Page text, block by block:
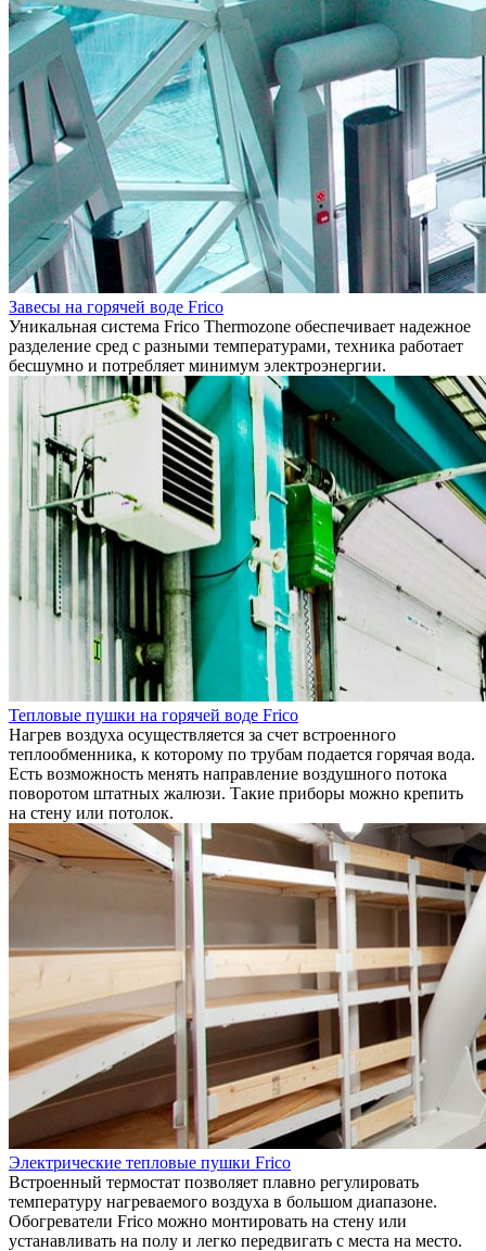
Завесы на горячей воде Frico
Уникальная система Frico Thermozone обеспечивает надежное
разделение сред с разными температурами, техника работает
бесшумно и потребляет минимум электроэнергии.
Тепловые пушки на горячей воде Frico
Нагрев воздуха осуществляется за счет встроенного
теплообменника, к которому по трубам подается горячая вода.
Есть возможность менять направление воздушного потока
поворотом штатных жалюзи. Такие приборы можно крепить
на стену или потолок.
Электрические тепловые пушки Frico
Встроенный термостат позволяет плавно регулировать
температуру нагреваемого воздуха в большом диапазоне.
Обогреватели Frico можно монтировать на стену или
устанавливать на полу и легко передвигать с места на место.